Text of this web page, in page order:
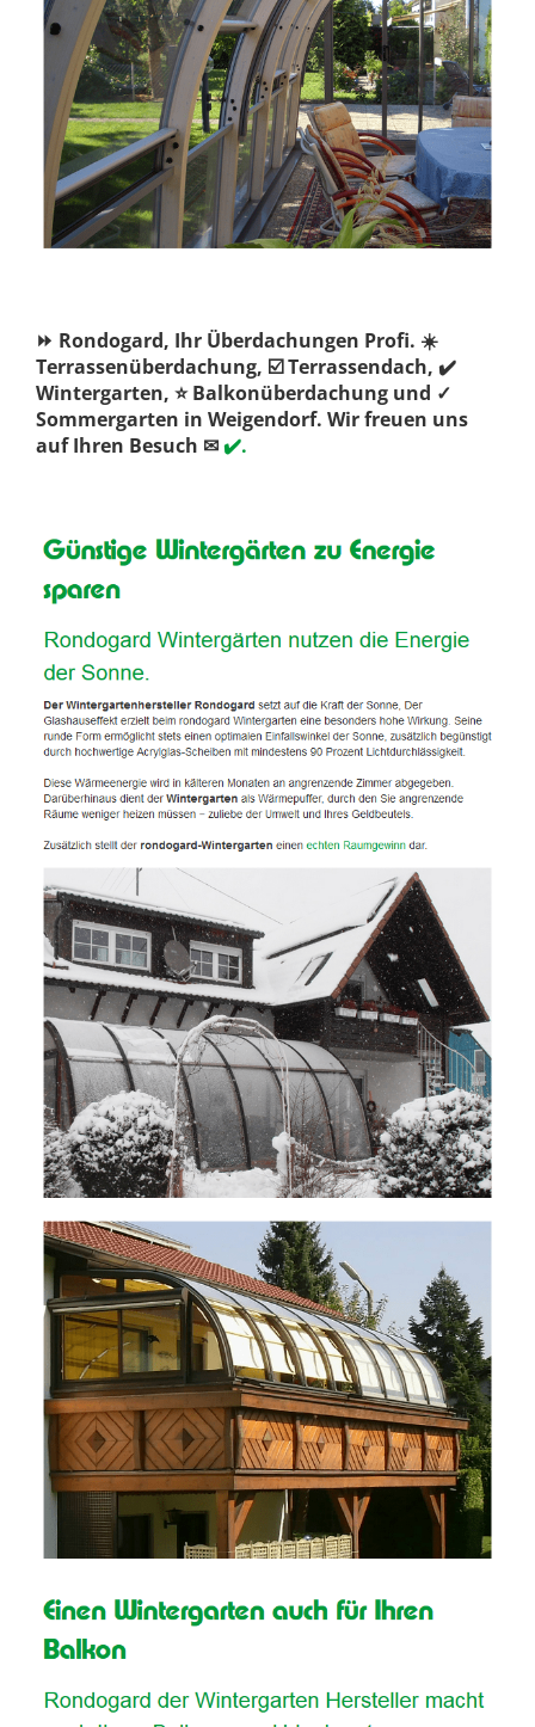
⏩ Rondogard, Ihr Überdachungen Profi. ☀️
Terrassenüberdachung, ☑️ Terrassendach, ✔️
Wintergarten, ⭐ Balkonüberdachung und ✓
Sommergarten in Weigendorf. Wir freuen uns
auf Ihren Besuch ✉✔️.